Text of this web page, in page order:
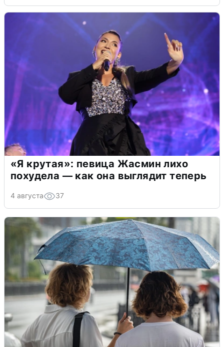
«Я крутая»: певица Жасмин лихо
похудела — как она выглядит теперь
4 августа 37